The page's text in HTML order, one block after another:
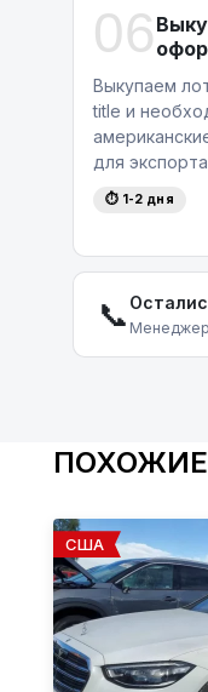
06
Выкупаем
title и
для
⏱ 1-2 дня
📞 Менеджер
США